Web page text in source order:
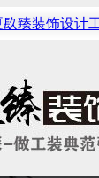
镹臻装饰设计